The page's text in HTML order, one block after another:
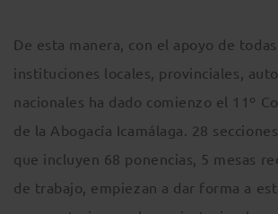
De esta manera, con el apoyo de todas
instituciones locales, provinciales,
nacionales ha dado comienzo el 11º
de la Abogacía Icamálaga. 28
que incluyen 68 ponencias, 5 mesas
de trabajo, empiezan a dar forma a